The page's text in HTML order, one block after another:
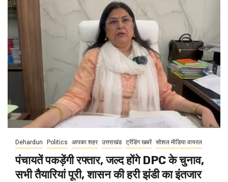
Dehardun Politics आपका शहर उत्तराखंड ट्रेंडिंग खबरें सोशल मीडिया वायरल
पंचायतें पकड़ेंगी रफ्तार, जल्द होंगे DPC के चुनाव,
सभी तैयारियां पूरी, शासन की हरी झंडी का इंतजार